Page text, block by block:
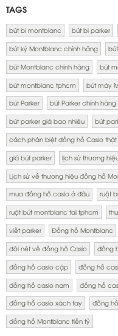
TAGS
bút bi montblanc bút bi parker
bút ký Montblanc chính hãng
bút Montblanc chính hãng bút
bút montblanc tphcm bút máy
bút Parker bút Parker chính hãng
bút parker giá bao nhiêu bút
cách phân biệt đồng hồ Casio thật
giá bút parker lịch sử thương
Lịch sử về thương hiệu đồng hồ
mua đồng hồ casio ở đâu ruột
ruột bút montblanc tai tphcm
viết parker Đồng hồ Montblanc
đôi nét về đồng hồ Casio đồng
đồng hồ casio cặp đồng hồ
đồng hồ casio nam đồng hồ
đồng hồ casio xách tay đồng
đồng hồ Montblanc tiền tỷ